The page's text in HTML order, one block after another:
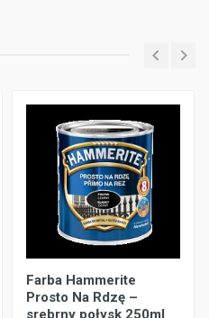
Farba Hammerite
Prosto Na Rdzę –
srebrny połysk 250ml